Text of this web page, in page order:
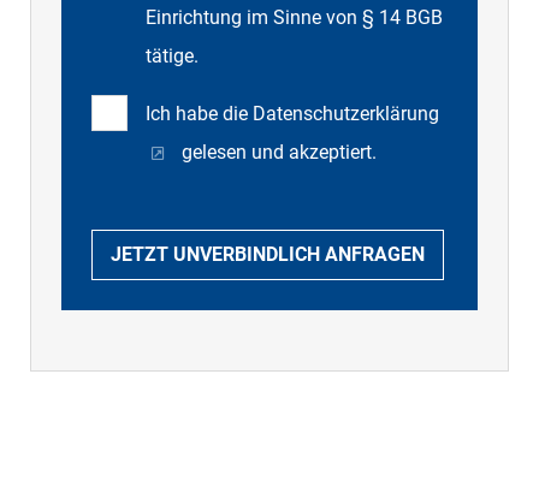
Einrichtung im Sinne von § 14 BGB
tätige.
Ich habe die Datenschutzerklärung
gelesen und akzeptiert.
JETZT UNVERBINDLICH ANFRAGEN